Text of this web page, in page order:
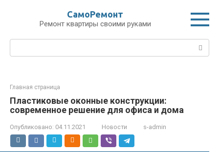
СамоРемонт
Ремонт квартиры своими руками
Поиск:
Главная страница
Пластиковые оконные конструкции:
современное решение для офиса и дома
Опубликовано: 04.11.2021 Новости s-admin